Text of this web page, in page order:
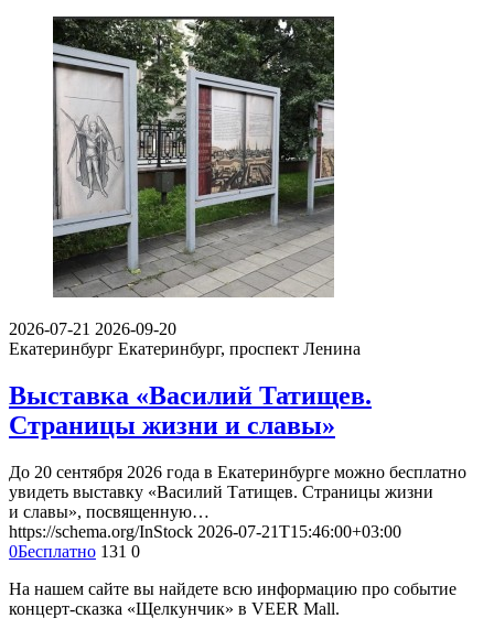
2026-07-21 2026-09-20
Екатеринбург Екатеринбург, проспект Ленина
Выставка «Василий Татищев.
Страницы жизни и славы»
До 20 сентября 2026 года в Екатеринбурге можно бесплатно
увидеть выставку «Василий Татищев. Страницы жизни
и славы», посвященную…
https://schema.org/InStock 2026-07-21T15:46:00+03:00
0Бесплатно 131 0
На нашем сайте вы найдете всю информацию про событие
концерт-сказка «Щелкунчик» в VEER Mall.